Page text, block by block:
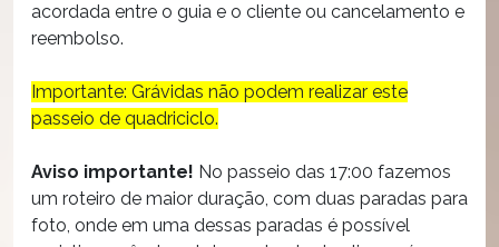
acordada entre o guia e o cliente ou cancelamento e
reembolso.
Importante: Grávidas não podem realizar este
passeio de quadriciclo.
Aviso importante! No passeio das 17:00 fazemos
um roteiro de maior duração, com duas paradas para
foto, onde em uma dessas paradas é possível